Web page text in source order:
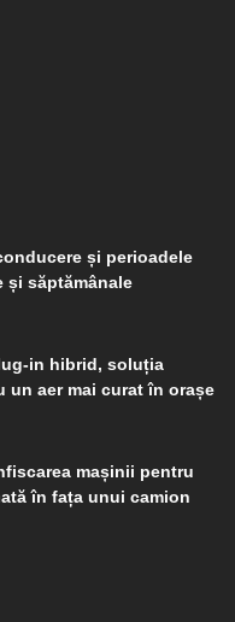
și perioadele
și săptămânale
in hibrid, soluția
un aer mai curat în orașe
mașinii pentru
în fața unui camion